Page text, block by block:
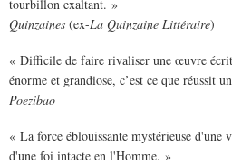
tourbillon exaltant. »
Quinzaines (ex-La Quinzaine Littéraire)
« Difficile de faire rivaliser une œuvre
énorme et grandiose, c’est ce que réussit
Poezibao
« La force éblouissante mystérieuse d'une
d'une foi intacte en l'Homme. »